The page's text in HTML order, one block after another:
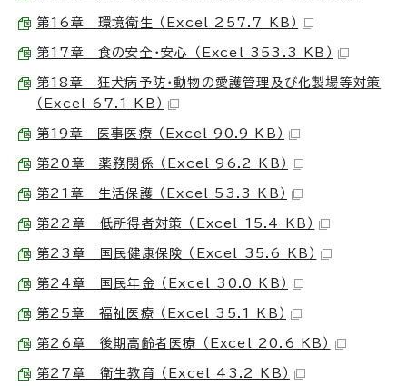
第16章 環境衛生 （Excel 257.7 KB）
第17章 食の安全・安心 （Excel 353.3 KB）
第18章 狂犬病予防・動物の愛護管理及び化製場等対策
（Excel 67.1 KB）
第19章 医事医療 （Excel 90.9 KB）
第20章 薬務関係 （Excel 96.2 KB）
第21章 生活保護 （Excel 53.3 KB）
第22章 低所得者対策 （Excel 15.4 KB）
第23章 国民健康保険 （Excel 35.6 KB）
第24章 国民年金 （Excel 30.0 KB）
第25章 福祉医療 （Excel 35.1 KB）
第26章 後期高齢者医療 （Excel 20.6 KB）
第27章 衛生教育 （Excel 43.2 KB）